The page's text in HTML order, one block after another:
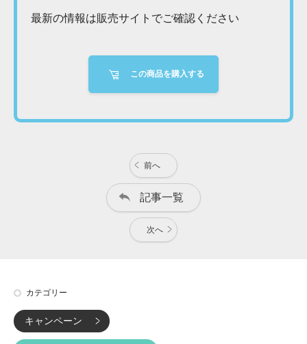
最新の情報は販売サイトでご確認ください
この商品を購入する
前へ
記事一覧
次へ
カテゴリー
キャンペーン